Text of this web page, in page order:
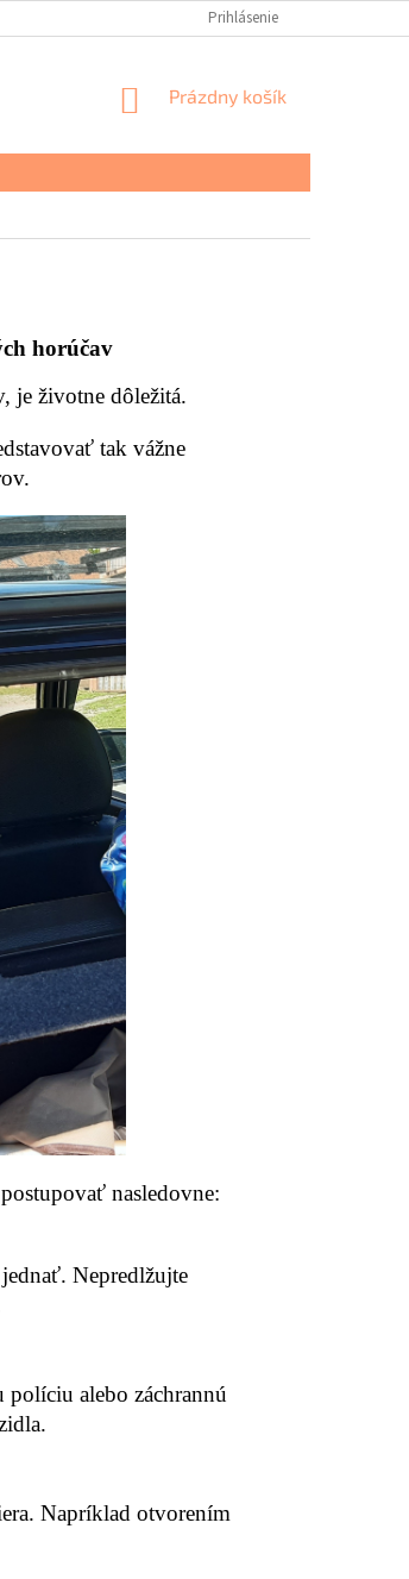
Prihlásenie
NÁKUPNÝ
Prázdny košík
horúčav
je životne dôležitá.
tak vážne
nasledovne:
Nepredlžujte
alebo záchrannú
Napríklad otvorením